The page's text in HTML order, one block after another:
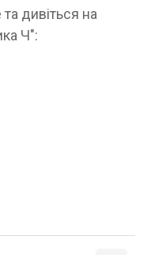
дивіться на
Ч":